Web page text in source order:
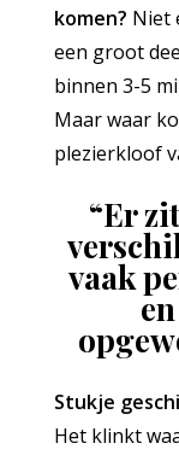
komen? Niet
een groot
binnen 3-5
Maar waar
plezierkloof
“Er
vaak
Stukje
Het klinkt